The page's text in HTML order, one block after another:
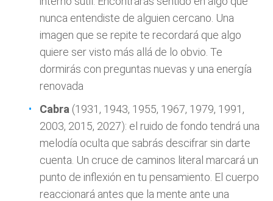
nunca entendiste de alguien cercano. Una
imagen que se repite te recordará que algo
quiere ser visto más allá de lo obvio. Te
dormirás con preguntas nuevas y una energía
renovada
Cabra (1931, 1943, 1955, 1967, 1979, 1991,
2003, 2015, 2027): el ruido de fondo tendrá una
melodía oculta que sabrás descifrar sin darte
cuenta. Un cruce de caminos literal marcará un
punto de inflexión en tu pensamiento. El cuerpo
reaccionará antes que la mente ante una